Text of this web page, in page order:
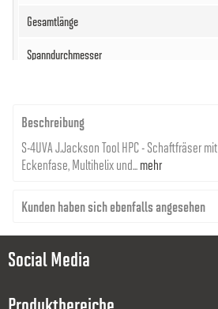
Beschreibung
S-4UVA J.Jackson Tool HPC - Schaftfräser
Eckenfase, Multihelix und...mehr
Kunden haben sich ebenfalls angesehen
Social Media